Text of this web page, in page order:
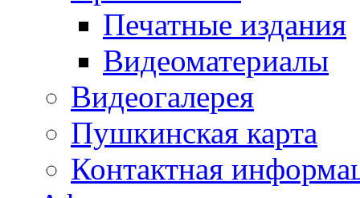
Печатные издания
Видеоматериалы
Видеогалерея
Пушкинская карта
Контактная